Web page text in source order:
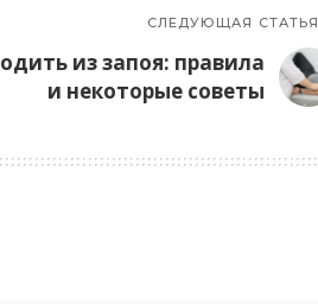
СЛЕДУЮЩАЯ СТАТЬЯ
из запоя: правила
и некоторые советы